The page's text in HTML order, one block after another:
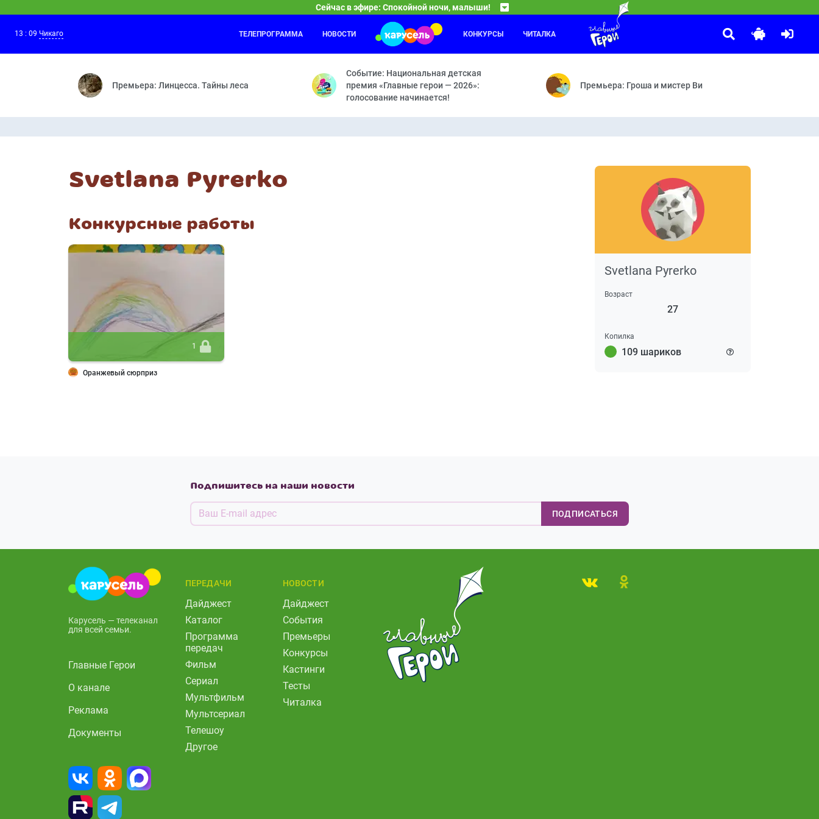
Сейчас в эфире: Спокойной ночи, малыши!
Спокойной ночи, малыши!
Передача «Спокойной ночи, малыши!» — уникальное явление на телевидении. Программа существует с сентября 1964 года. Она никогда не переставала выходить в эфир и
Мастер Витя и Мотор
Динобот — Песенка для цветов — Мотор и пчёлы — Улётные пироги — Гонки в Вауграде — Засушливый день —
Смешарики. Пинкод
Двигатель прогресса — Лучший из миров — Космические
13 : 09 Чикаго ТЕЛЕПРОГРАММА НОВОСТИ КОНКУРСЫ ЧИТАЛКА
Премьера: Линцесса. Тайны леса
Событие: Национальная детская
премия «Главные герои — 2026»:
голосование начинается!
Премьера: Гроша и мистер Ви
Svetlana Pyrerko
Конкурсные работы
1
Оранжевый сюрприз
Svetlana Pyrerko
Возраст
27
Копилка
109 шариков
Подпишитесь на наши новости
ПОДПИСАТЬСЯ
Карусель — телеканал
для всей семьи.
Главные Герои
О канале
Реклама
Документы
ПЕРЕДАЧИ
Дайджест
Каталог
Программа
передач
Фильм
Сериал
Мультфильм
Мультсериал
Телешоу
Другое
НОВОСТИ
Дайджест
События
Премьеры
Конкурсы
Кастинги
Тесты
Читалка